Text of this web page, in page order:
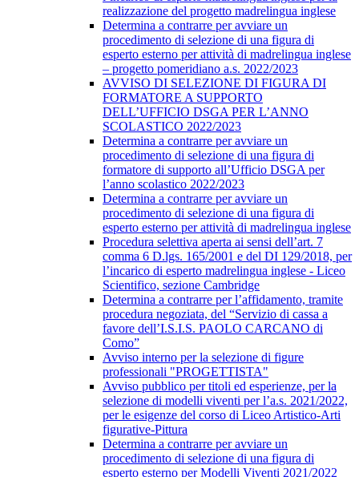
realizzazione del progetto madrelingua inglese
Determina a contrarre per avviare un
procedimento di selezione di una figura di
esperto esterno per attività di madrelingua inglese
– progetto pomeridiano a.s. 2022/2023
AVVISO DI SELEZIONE DI FIGURA DI
FORMATORE A SUPPORTO
DELL’UFFICIO DSGA PER L’ANNO
SCOLASTICO 2022/2023
Determina a contrarre per avviare un
procedimento di selezione di una figura di
formatore di supporto all’Ufficio DSGA per
l’anno scolastico 2022/2023
Determina a contrarre per avviare un
procedimento di selezione di una figura di
esperto esterno per attività di madrelingua inglese
Procedura selettiva aperta ai sensi dell’art. 7
comma 6 D.lgs. 165/2001 e del DI 129/2018, per
l’incarico di esperto madrelingua inglese - Liceo
Scientifico, sezione Cambridge
Determina a contrarre per l’affidamento, tramite
procedura negoziata, del “Servizio di cassa a
favore dell’I.S.I.S. PAOLO CARCANO di
Como”
Avviso interno per la selezione di figure
professionali "PROGETTISTA"
Avviso pubblico per titoli ed esperienze, per la
selezione di modelli viventi per l’a.s. 2021/2022,
per le esigenze del corso di Liceo Artistico-Arti
figurative-Pittura
Determina a contrarre per avviare un
procedimento di selezione di una figura di
esperto esterno per Modelli Viventi 2021/2022